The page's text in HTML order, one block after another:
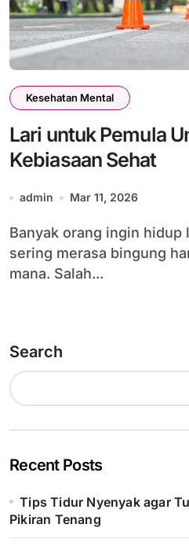
Kesehatan Mental
Lari untuk Pemula
Kebiasaan Sehat
admin Mar 11, 2026
Banyak orang ingin hidup lebih sehat, tetapi
sering merasa bingung
mana. Salah...
Search
Recent Posts
Tips Tidur Nyenyak agar
Pikiran Tenang